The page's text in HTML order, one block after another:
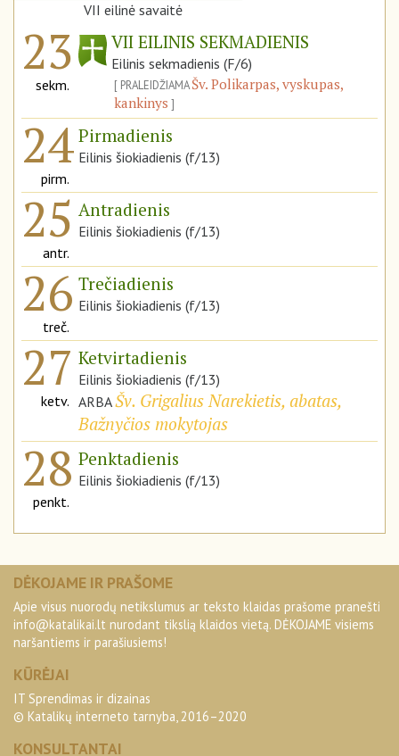
VII eilinė savaitė
23
sekm.
VII EILINIS SEKMADIENIS
Eilinis sekmadienis (F/6)
PRALEIDŽIAMAŠv. Polikarpas, vyskupas,
kankinys
24
pirm.
Pirmadienis
Eilinis šiokiadienis (f/13)
25
antr.
Antradienis
Eilinis šiokiadienis (f/13)
26
treč.
Trečiadienis
Eilinis šiokiadienis (f/13)
27
ketv.
Ketvirtadienis
Eilinis šiokiadienis (f/13)
ARBAŠv. Grigalius Narekietis, abatas,
Bažnyčios mokytojas
28
penkt.
Penktadienis
Eilinis šiokiadienis (f/13)
DĖKOJAME IR PRAŠOME
Apie visus nuorodų netikslumus ar teksto klaidas prašome pranešti
info@katalikai.lt nurodant tikslią klaidos vietą. DĖKOJAME visiems
naršantiems ir parašiusiems!
KŪRĖJAI
IT Sprendimas ir dizainas
© Katalikų interneto tarnyba, 2016–2020
KONSULTANTAI